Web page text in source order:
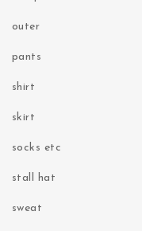
outer
pants
shirt
skirt
socks etc
stall hat
sweat